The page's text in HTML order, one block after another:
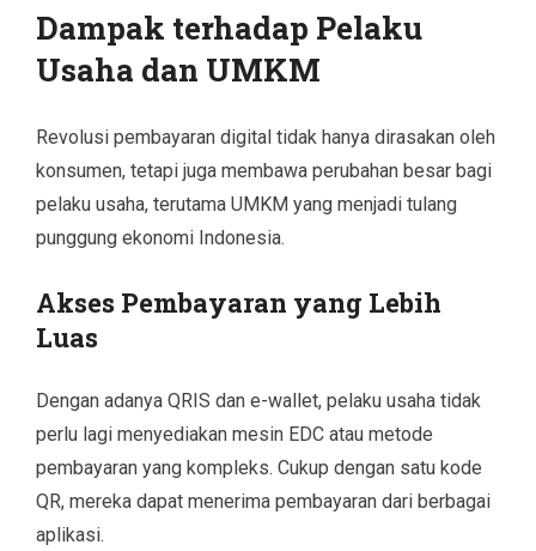
Dampak terhadap Pelaku
Usaha dan UMKM
Revolusi pembayaran digital tidak hanya dirasakan oleh
konsumen, tetapi juga membawa perubahan besar bagi
pelaku usaha, terutama UMKM yang menjadi tulang
punggung ekonomi Indonesia.
Akses Pembayaran yang Lebih
Luas
Dengan adanya QRIS dan e-wallet, pelaku usaha tidak
perlu lagi menyediakan mesin EDC atau metode
pembayaran yang kompleks. Cukup dengan satu kode
QR, mereka dapat menerima pembayaran dari berbagai
aplikasi.